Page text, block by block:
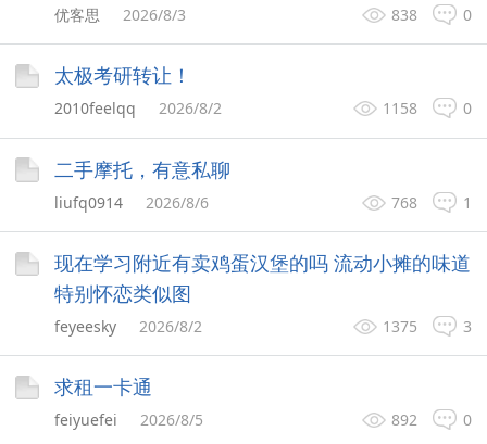
0
838
优客思 2026/8/3
太极考研转让！
0
1158
2010feelqq 2026/8/2
二手摩托，有意私聊
1
768
liufq0914 2026/8/6
现在学习附近有卖鸡蛋汉堡的吗 流动小摊的味道
特别怀恋类似图
3
1375
feyeesky 2026/8/2
求租一卡通
0
892
feiyuefei 2026/8/5